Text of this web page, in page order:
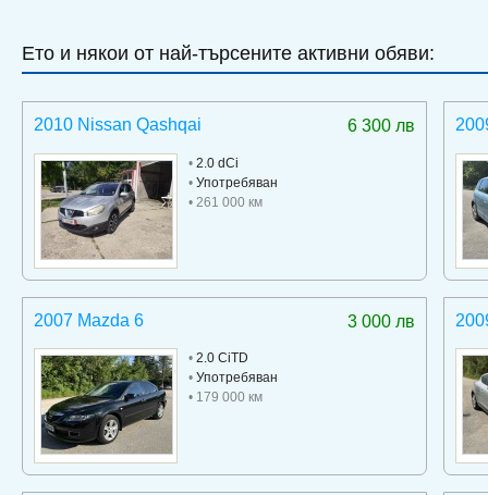
Ето и някои от най-търсените активни обяви:
6 300 лв
2010 Nissan Qashqai
• 2.0 dCi
• Употребяван
• 261 000 км
3 000 лв
2007 Mazda 6
• 2.0 CiTD
• Употребяван
• 179 000 км